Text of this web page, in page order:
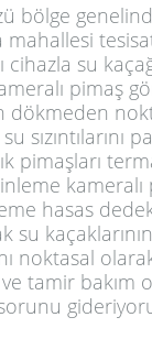
bölge
cihazla su
pimaş
dökmeden
sızıntılarını
pimaşları
kameralı
hasas
su
noktasal
tamir bakım